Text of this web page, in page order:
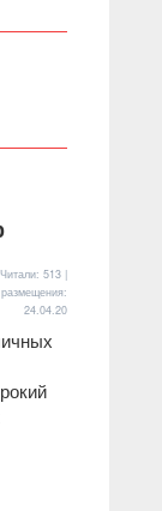
513 |
24.04.20